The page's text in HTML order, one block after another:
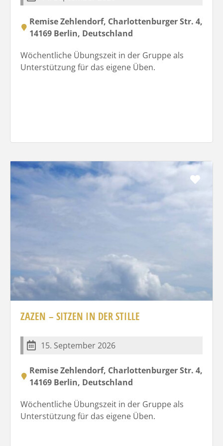
Remise Zehlendorf, Charlottenburger Str. 4,
14169 Berlin, Deutschland
Wöchentliche Übungszeit in der Gruppe als
Unterstützung für das eigene Üben.
ZAZEN – SITZEN IN DER STILLE
15. September 2026
Remise Zehlendorf, Charlottenburger Str. 4,
14169 Berlin, Deutschland
Wöchentliche Übungszeit in der Gruppe als
Unterstützung für das eigene Üben.